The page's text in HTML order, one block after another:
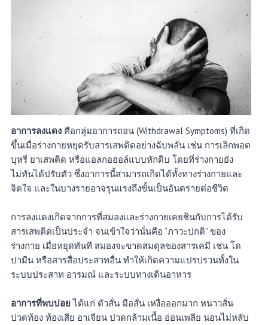
อาการลงแดง คือกลุ่มอาการถอน (Withdrawal Symptoms) ที่เกิด
ขึ้นเมื่อร่างกายหยุดรับสารเสพติดอย่างฉับพลัน เช่น การเลิกพอต
บุหรี่ ยาเสพติด หรือแอลกอฮอล์แบบหักดิบ โดยที่ร่างกายยัง
ไม่ทันได้ปรับตัว ซึ่งอาการนี้สามารถเกิดได้ทั้งทางร่างกายและ
จิตใจ และในบางรายอาจรุนแรงถึงขั้นเป็นอันตรายต่อชีวิต
การลงแดงเกิดจากการที่สมองและร่างกายเคยชินกับการได้รับ
สารเสพติดเป็นประจำ จนเข้าใจว่านั่นคือ “ภาวะปกติ” ของ
ร่างกาย เมื่อหยุดทันที สมองจะขาดสมดุลของสารเคมี เช่น โด
ปามีน หรือสารสื่อประสาทอื่น ทำให้เกิดความแปรปรวนทั้งใน
ระบบประสาท อารมณ์ และระบบทางเดินอาหาร
อาการที่พบบ่อยได้แก่ ตัวสั่น มือสั่น เหงื่อออกมาก หนาวสั่น
ปวดท้อง ท้องเสีย อาเจียน ปวดกล้ามเนื้อ อ่อนเพลีย นอนไม่หลับ